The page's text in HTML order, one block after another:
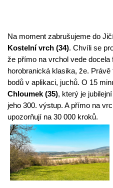
Kostelní vrch (34). Chvíli se
že přímo na vrchol vede
horobranická klasika, že.
Chloumek (35), který je
jeho 300. výstup. A přímo na
upozorňují na 30 000 kroků.